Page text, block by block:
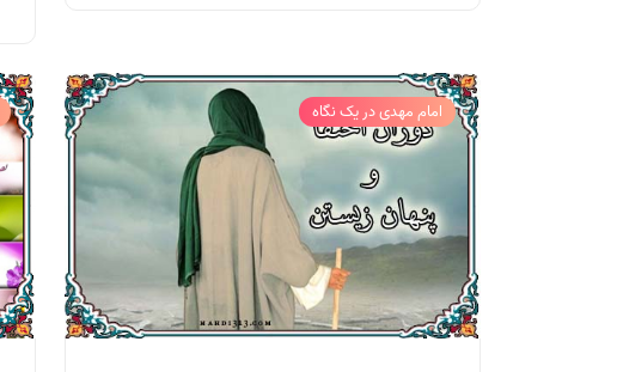
امام مهدی در یک نگاه